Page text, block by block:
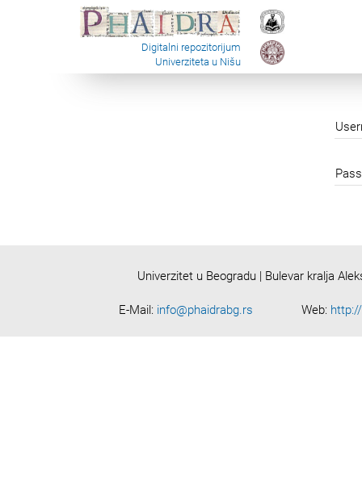
Digitalni repozitorijum
Univerziteta u Nišu
Univerzitet u Beogradu | Bulevar kralja
E-Mail: info@phaidrabg.rs Web: